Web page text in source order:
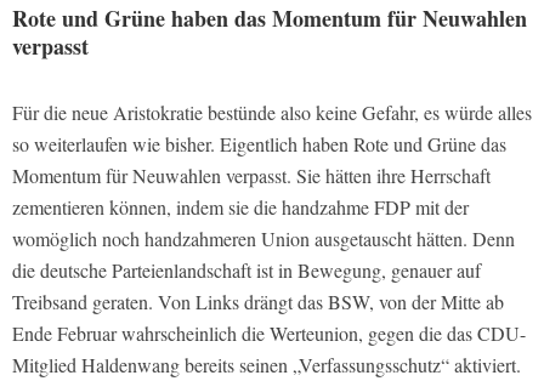
Rote und Grüne haben das Momentum für Neuwahlen
verpasst
Für die neue Aristokratie bestünde also keine Gefahr, es würde alles
so weiterlaufen wie bisher. Eigentlich haben Rote und Grüne das
Momentum für Neuwahlen verpasst. Sie hätten ihre Herrschaft
zementieren können, indem sie die handzahme FDP mit der
womöglich noch handzahmeren Union ausgetauscht hätten. Denn
die deutsche Parteienlandschaft ist in Bewegung, genauer auf
Treibsand geraten. Von Links drängt das BSW, von der Mitte ab
Ende Februar wahrscheinlich die Werteunion, gegen die das CDU-
Mitglied Haldenwang bereits seinen „Verfassungsschutz“ aktiviert.